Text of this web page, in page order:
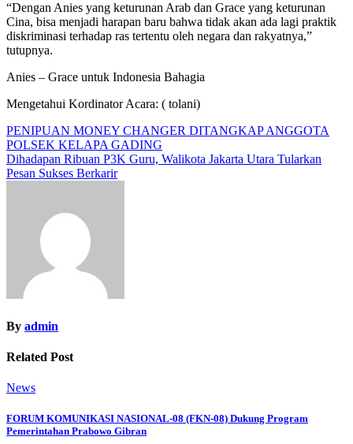
“Dengan Anies yang keturunan Arab dan Grace yang keturunan
Cina, bisa menjadi harapan baru bahwa tidak akan ada lagi praktik
diskriminasi terhadap ras tertentu oleh negara dan rakyatnya,”
tutupnya.
Anies – Grace untuk Indonesia Bahagia
Mengetahui Kordinator Acara: ( tolani)
Navigasi
pos
PENIPUAN MONEY CHANGER DITANGKAP ANGGOTA
POLSEK KELAPA GADING
Dihadapan Ribuan P3K Guru, Walikota Jakarta Utara Tularkan
Pesan Sukses Berkarir
By admin
Related Post
News
FORUM KOMUNIKASI NASIONAL-08 (FKN-08) Dukung Program
Pemerintahan Prabowo Gibran